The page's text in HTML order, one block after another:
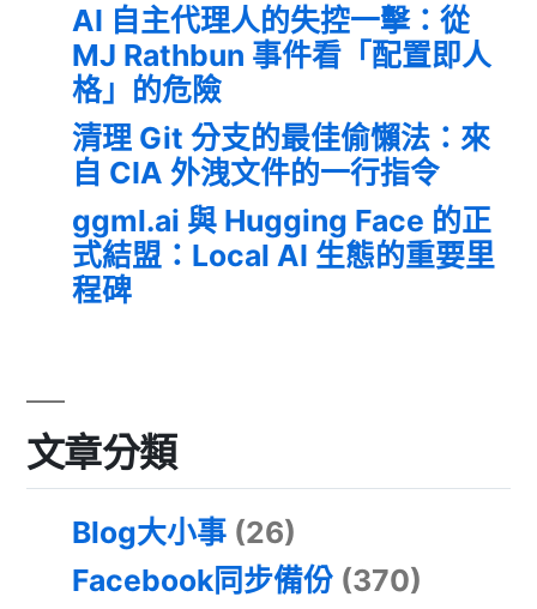
AI 自主代理人的失控一擊：從
MJ Rathbun 事件看「配置即人
格」的危險
清理 Git 分支的最佳偷懶法：來
自 CIA 外洩文件的一行指令
ggml.ai 與 Hugging Face 的正
式結盟：Local AI 生態的重要里
程碑
文章分類
Blog大小事 (26)
Facebook同步備份 (370)